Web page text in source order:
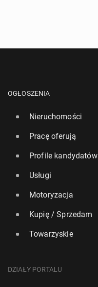
OGŁOSZENIA
Nieruchomości
Pracę oferują
Profile kandydatów
Usługi
Motoryzacja
Kupię / Sprzedam
Towarzyskie
DZIAŁY PORTALU